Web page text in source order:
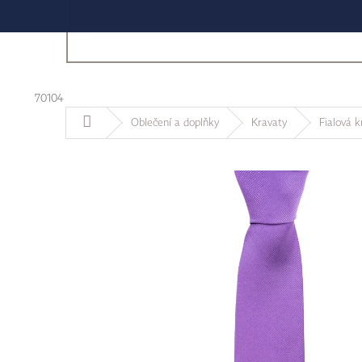
70104
Domů Oblečení a doplňky Kravaty Fialová